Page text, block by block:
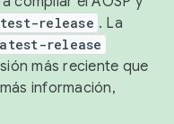
release . La
release
más reciente que
información,